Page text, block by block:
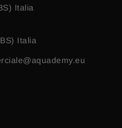
Italia
Italia